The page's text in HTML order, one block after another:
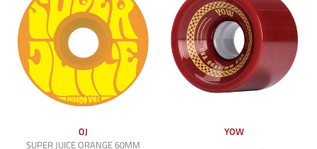
OJ
SUPER JUICE ORANGE 60MM
YOW